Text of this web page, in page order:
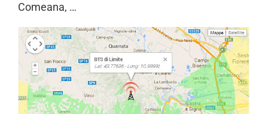
Comeana, …